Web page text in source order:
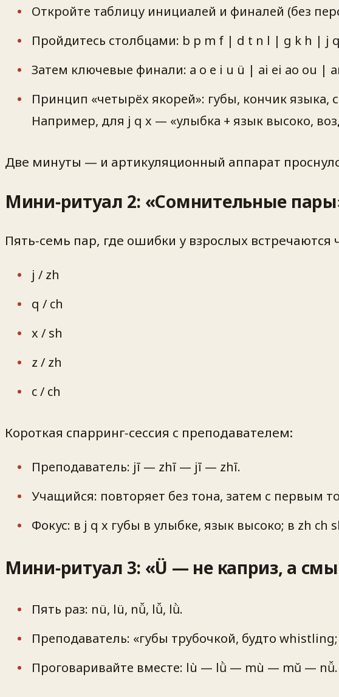
Откройте таблицу инициалей и финалей (без
Пройдитесь столбцами: b p m f | d t n l | g k h | j
Затем ключевые финали: a o e i u ü | ai ei ao ou |
Принцип «четырёх якорей»: губы, кончик
Например, для j q x — «улыбка + язык высоко,
Две минуты — и артикуляционный аппарат
Мини‑ритуал 2: «Сомнительные
Пять‑семь пар, где ошибки у взрослых встречаются
j / zh
q / ch
x / sh
z / zh
c / ch
Короткая спарринг‑сессия с преподавателем:
Преподаватель: jī — zhī — jī — zhī.
Учащийся: повторяет без тона, затем с первым
Фокус: в j q x губы в улыбке, язык высоко; в zh ch
Мини‑ритуал 3: «Ü — не каприз, а
Пять раз: nü, lü, nǚ, lǚ, lǜ.
Преподаватель: «губы трубочкой, будто
Проговаривайте вместе: lù — lǜ — mù — mǔ —